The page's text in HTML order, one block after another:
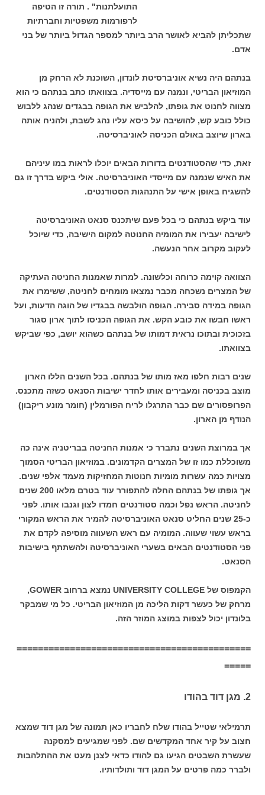
התועלתנות" . תורה זו הטיפה
לרפורמות משפטיות וחברתיות
שתכליתן להביא לאושר הרב ביותר למספר הגדול ביותר של בני
אדם.
בנתהם היה נשיא אוניברסיטת לונדון, השוכנת לא הרחק מן
המוזיאון הבריטי, ונמנה עם מייסדיה. בצוואתו כתב בנתהם כי הוא
מצווה לחנוט את גופתו, להלביש את הגופה בבגדים שנהג ללבוש
כולל כובע קש, להושיבה על כיסא עליו נהג לשבת, ולהניח אותה
בארון שיוצב באולם הכניסה לאוניברסיטה.
זאת, כדי שהסטודנטים בדורות הבאים יוכלו לראות במו עיניהם
את האיש שנמנה עם מייסדי האוניברסיטה. אולי ביקש בדרך זו גם
להשגיח באופן אישי על התנהגות הסטודנטים.
עוד ביקש בנתהם כי בכל פעם שיתכנס סנאט האוניברסיטה
לישיבה יעבירו את המומיה החנוטה למקום הישיבה, כדי שיוכל
לעקוב מקרוב אחר הנעשה.
הצוואה קוימה כרוחה וכלשונה. למרות שאמנות החניטה העתיקה
של המצרים נשכחה מכבר נמצאו מומחים לחניטה, ששימרו את
הגופה במידה סבירה. הגופה הולבשה בבגדיו של הוגה הדעות, ועל
ראשו חבשו את כובע הקש. את הגופה הכניסו לתוך ארון סגור
בזכוכית ובתוכו נראית דמותו של בנתהם כשהוא יושב, כפי שביקש
בצוואתו.
שנים רבות חלפו מאז מותו של בנתהם. בכל השנים הללו הארון
מוצב בכניסה ומעבירים אותו לחדר ישיבות הסנאט כשזה מתכנס.
הפרופסורים שם כבר התרגלו לריח הפורמלין (חומר מונע ריקבון)
הנודף מן הארון.
אך במרוצת השנים נתברר כי אמנות החניטה בבריטניה אינה כה
משוכללת כמו זו של המצרים הקדמונים. במוזיאון הבריטי הסמוך
מצויות כמה עשרות מומיות חנוטות המחזיקות מעמד אלפי שנים.
אך גופתו של בנתהם החלה להתפורר עוד בטרם מלאו 200 שנים
לחניטה. הראש נפל וכמה סטודנטים חמדו לצון וגנבו אותו. לפני
כ-25 שנים החליט סנאט האוניברסיטה להמיר את הראש המקורי
בראש עשוי שעווה. המומיה עם ראש השעווה מוסיפה לקדם את
פני הסטודנטים הבאים בשערי האוניברסיטה ולהשתתף בישיבות
הסנאט.
הקמפוס של UNIVERSITY COLLEGE נמצא ברחוב GOWER,
מרחק של כעשר דקות הליכה מן המוזיאון הבריטי. כל מי שמבקר
בלונדון יכול לצפות במוצג המוזר הזה.
============================================
=====
2. מגן דוד בהודו
תרמילאי שטייל בהודו שלח לחבריו כאן תמונה של מגן דוד שמצא
חצוב על קיר אחד המקדשים שם. לפני שמגיעים למסקנה
שעשרת השבטים הגיעו גם להודו כדאי לצנן מעט את ההתלהבות
ולברר כמה פרטים על המגן דוד ותולדותיו.